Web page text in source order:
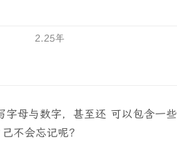
2.25年
字母与数字，甚至还 可以包含一些
不会忘记呢？